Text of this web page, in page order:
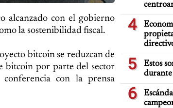
alcanzado con el gobierno
la sostenibilidad fiscal.
bitcoin se reduzcan de
bitcoin por parte del sector
con la prensa
4
5
Estos
durante
6